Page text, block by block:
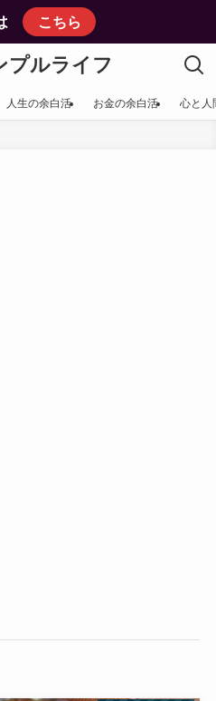
こちら
プルライフ
人生の余白活 お金の余白活 心と人